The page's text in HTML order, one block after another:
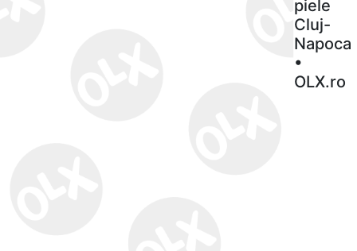
piele
Cluj-
Napoca
•
OLX.ro